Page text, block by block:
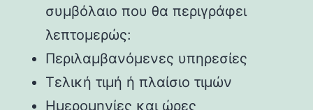
συμβόλαιο που θα περιγράφει
λεπτομερώς:
Περιλαμβανόμενες υπηρεσίες
Τελική τιμή ή πλαίσιο τιμών
Ημερομηνίες και ώρες